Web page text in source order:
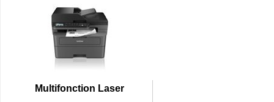
Multifonction Laser